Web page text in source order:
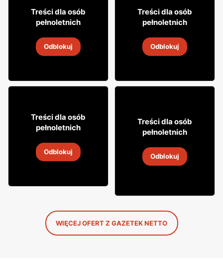
1499
14 sie 2026
Treści dla osób
pełnoletnich
Odblokuj
1999
14 sie 2026
Treści dla osób
pełnoletnich
Odblokuj
6499
14 sie 2026
Treści dla osób
pełnoletnich
Odblokuj
2699
Napój alkoholowy
Żołądkowa Gorzka
14 sie 2026
Treści dla osób
pełnoletnich
Odblokuj
WIĘCEJ OFERT Z GAZETEK NETTO